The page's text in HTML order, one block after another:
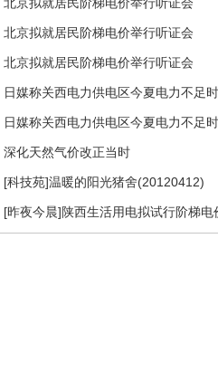
北京拟就居民阶梯电价举行听证会
北京拟就居民阶梯电价举行听证会
日媒称关西电力供电区今夏电力不足
日媒称关西电力供电区今夏电力不足
深化天然气价改正当时
[科技苑]温暖的阳光猪舍(20120412)
[昨夜今晨]陕西生活用电拟试行阶梯电